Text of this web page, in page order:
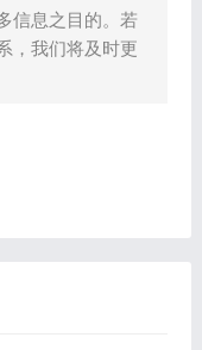
信息之目的。若
，我们将及时更